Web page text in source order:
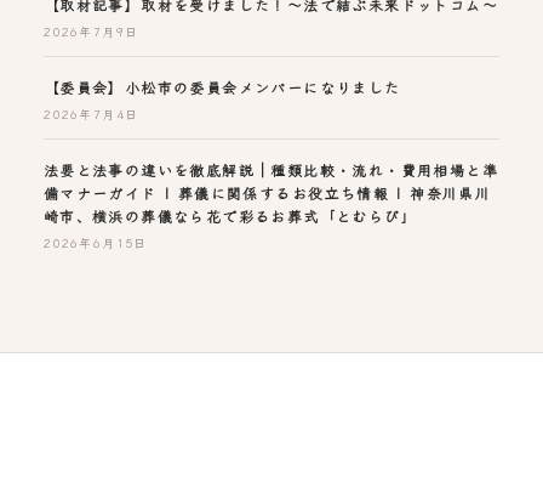
【取材記事】取材を受けました！～法で結ぶ未来ドットコム～
2026年7月9日
【委員会】小松市の委員会メンバーになりました
2026年7月4日
法要と法事の違いを徹底解説｜種類比較・流れ・費用相場と準
備マナーガイド | 葬儀に関係するお役立ち情報 | 神奈川県川
崎市、横浜の葬儀なら花で彩るお葬式「とむらび」
2026年6月15日